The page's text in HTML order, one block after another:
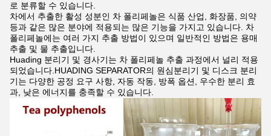
로 분류할 수 있습니다.
차에서 추출한 활성 성분인 차 폴리페놀은 식품 산업, 화장품, 의약
등과 같은 많은 분야에 적용되는 많은 기능을 가지고 있습니다. 차
폴리페놀에는 여러 가지 추출 방법이 있으며 일반적인 방법은 용매
추출 및 물 추출입니다.
Huading 분리기 및 경사기는 차 폴리페놀 추출 과정에서 널리 적용
되었습니다.HUADING SEPARATOR의 원심분리기 및 디스크 분리
기는 다양한 공정 요구 사항, 자동 작동, 방폭 옵션, 우수한 분리 효
과, 낮은 에너지를 충족할 수 있습니다.